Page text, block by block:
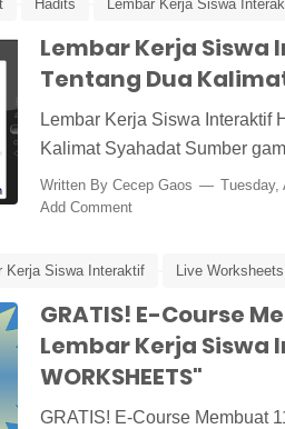
Hadits Lembar Kerja Siswa
Lembar Kerja
Tentang Dua
Lembar Kerja Siswa Interaktif
Kalimat Syahadat Sumber
Written By Cecep Gaos
Tuesday,
Add Comment
Kerja Siswa Interaktif Live Worksheets
GRATIS! E-Course
Lembar Kerja Siswa
WORKSHEETS"
GRATIS! E-Course Membuat